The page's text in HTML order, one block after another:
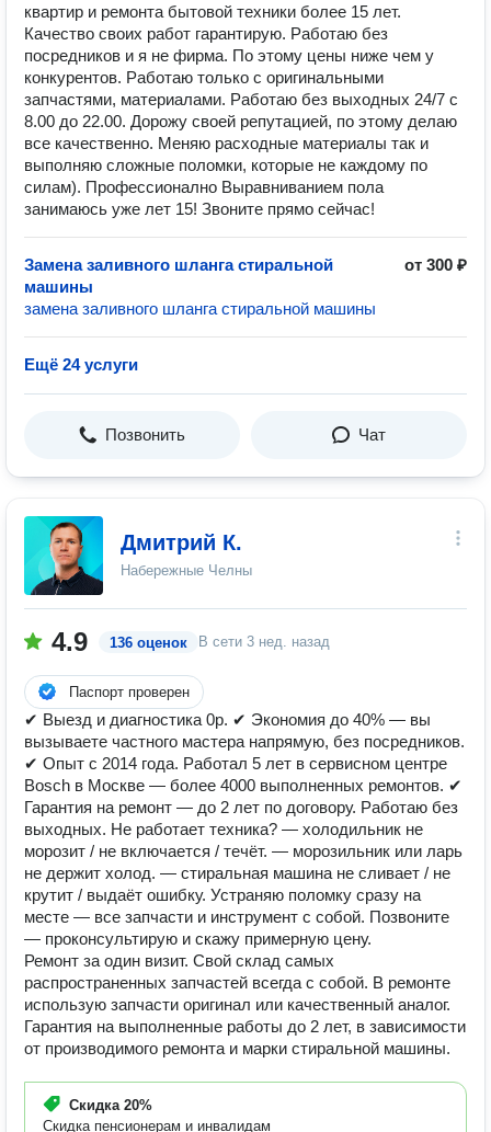
квартир и ремонта бытовой техники более 15 лет.
Качество своих работ гарантирую. Работаю без
посредников и я не фирма. По этому цены ниже чем у
конкурентов. Работаю только с оригинальными
запчастями, материалами. Работаю без выходных 24/7 с
8.00 до 22.00. Дорожу своей репутацией, по этому делаю
все качественно. Меняю расходные материалы так и
выполняю сложные поломки, которые не каждому по
силам). Профессионално Выравниванием пола
занимаюсь уже лет 15! Звоните прямо сейчас!
Замена заливного шланга стиральной
машины
от 300 ₽
замена заливного шланга стиральной машины
Ещё 24 услуги
Позвонить Чат
Дмитрий К.
Набережные Челны
4.9 136 оценок В сети 3 нед. назад
Паспорт проверен
✔ Выезд и диагностика 0р. ✔ Экономия до 40% — вы
вызываете частного мастера напрямую, без посредников.
✔ Опыт с 2014 года. Работал 5 лет в сервисном центре
Bosch в Москве — более 4000 выполненных ремонтов. ✔
Гарантия на ремонт — до 2 лет по договору. Работаю без
выходных. Не работает техника? — холодильник не
морозит / не включается / течёт. — морозильник или ларь
не держит холод. — стиральная машина не сливает / не
крутит / выдаёт ошибку. Устраняю поломку сразу на
месте — все запчасти и инструмент с собой. Позвоните
— проконсультирую и скажу примерную цену.
Ремонт за один визит. Свой склад самых
распространенных запчастей всегда с собой. В ремонте
использую запчасти оригинал или качественный аналог.
Гарантия на выполненные работы до 2 лет, в зависимости
от производимого ремонта и марки стиральной машины.
Скидка 20%
Скидка пенсионерам и инвалидам